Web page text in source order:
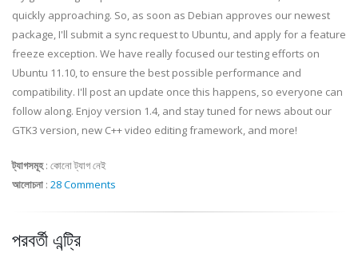
quickly approaching. So, as soon as Debian approves our newest
package, I'll submit a sync request to Ubuntu, and apply for a feature
freeze exception. We have really focused our testing efforts on
Ubuntu 11.10, to ensure the best possible performance and
compatibility. I'll post an update once this happens, so everyone can
follow along. Enjoy version 1.4, and stay tuned for news about our
GTK3 version, new C++ video editing framework, and more!
ট্যাগসমূহ: কোনো ট্যাগ নেই
আলোচনা : 28 Comments
পরবর্তী এন্ট্রি